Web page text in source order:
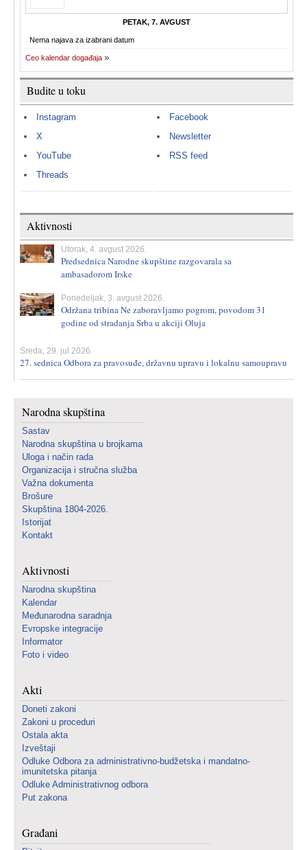
PETAK, 7. AVGUST
Nema najava za izabrani datum
Ceo kalendar događaja
Budite u toku
Instagram
X
YouTube
Threads
Facebook
Newsletter
RSS feed
Aktivnosti
Utorak, 4. avgust 2026.
Predsednica Narodne skupštine razgovarala sa
ambasadorom Irske
Ponedeljak, 3. avgust 2026.
Održana tribina Ne zaboravljamo pogrom, povodom 31
godine od stradanja Srba u akciji Oluja
Sreda, 29. jul 2026.
27. sednica Odbora za pravosuđe, državnu upravu i lokalnu samoupravu
Narodna skupština
Sastav
Narodna skupština u brojkama
Uloga i način rada
Organizacija i stručna služba
Važna dokumenta
Brošure
Skupština 1804-2026.
Istorijat
Kontakt
Aktivnosti
Narodna skupština
Kalendar
Međunarodna saradnja
Evropske integracije
Informator
Foto i video
Akti
Doneti zakoni
Zakoni u proceduri
Ostala akta
Izveštaji
Odluke Odbora za administrativno-budžetska i mandatno-
imunitetska pitanja
Odluke Administrativnog odbora
Put zakona
Građani